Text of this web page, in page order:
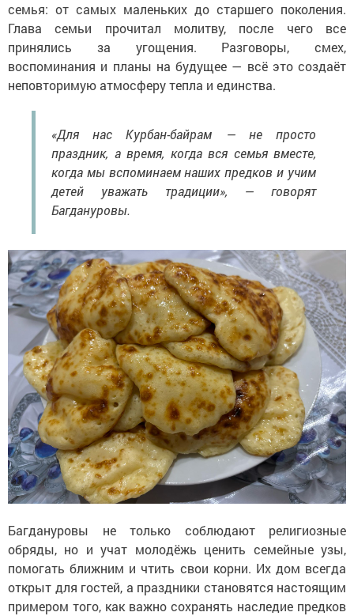
семья: от самых маленьких до старшего поколения.
Глава семьи прочитал молитву, после чего все
принялись за угощения. Разговоры, смех,
воспоминания и планы на будущее — всё это создаёт
неповторимую атмосферу тепла и единства.
«Для нас Курбан-байрам — не просто
праздник, а время, когда вся семья вместе,
когда мы вспоминаем наших предков и учим
детей уважать традиции», — говорят
Багдануровы.
Багдануровы не только соблюдают религиозные
обряды, но и учат молодёжь ценить семейные узы,
помогать ближним и чтить свои корни. Их дом всегда
открыт для гостей, а праздники становятся настоящим
примером того, как важно сохранять наследие предков